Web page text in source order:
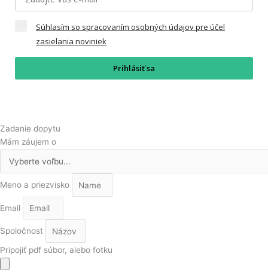
Súhlasím so spracovaním osobných údajov pre účel
zasielania noviniek
Prihlásiť sa
Zadanie dopytu
Mám záujem o
Meno a priezvisko
Email
Spoločnost
Pripojiť pdf súbor, alebo fotku